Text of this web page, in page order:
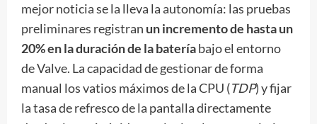
mejor noticia se la lleva la autonomía: las pruebas
preliminares registran un incremento de hasta un
20% en la duración de la bateríabajo el entorno
de Valve. La capacidad de gestionar de forma
manual los vatios máximos de la CPU (TDP) y fijar
la tasa de refresco de la pantalla directamente